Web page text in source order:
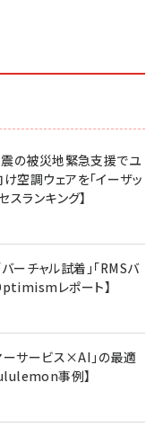
・グリコで学んだ失敗
24号 No.2500増刊
08号 No.2502[2026
／山田涼介]
貯めた株式投資
の組織」から「高め合う
っと見る
震の被災地緊急支援でユ
空調ウェアを「イーザッ
ランキング】
ーチャル試着」「RMSバ
レポート】
ーサービス×AI」の最適
事例】